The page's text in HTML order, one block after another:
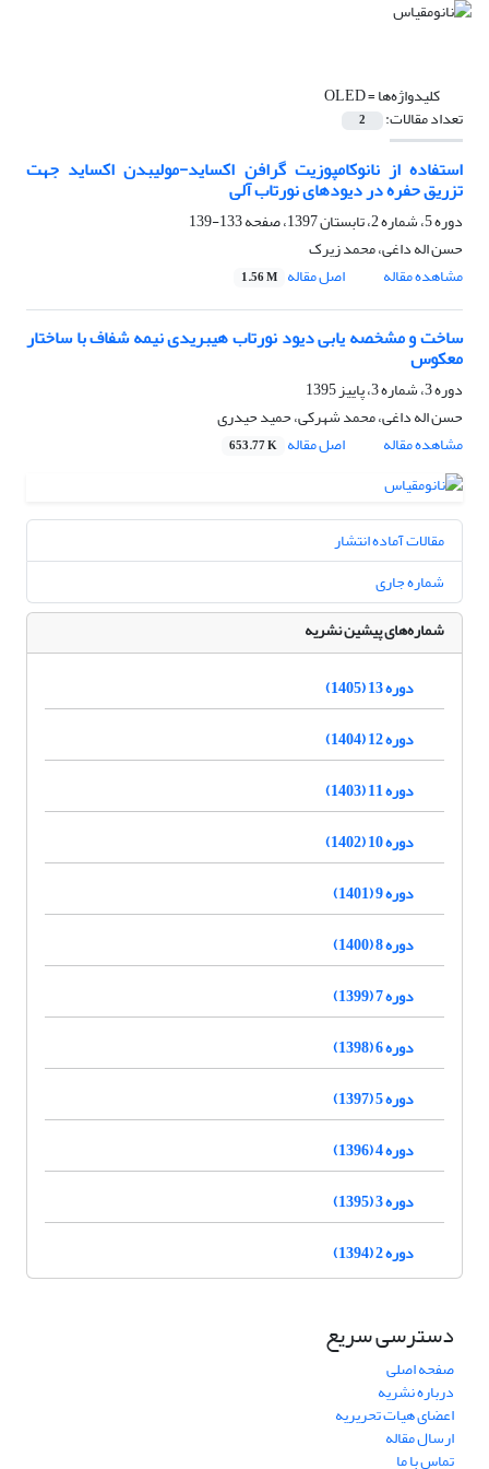
کلیدواژه‌ها =OLED
تعداد مقالات: 2
استفاده از نانوکامپوزیت گرافن اکساید-مولیبدن اکساید جهت
تزریق حفره در دیودهای نورتاب آلی
دوره 5، شماره 2، تابستان 1397، صفحه
133-139
حسن اله داغی، محمد زیرک
مشاهده مقاله
اصل مقاله 1.56 M
ساخت و مشخصه یابی دیود نورتاب هیبریدی نیمه‌ شفاف با ساختار
معکوس
دوره 3، شماره 3، پاییز 1395
حسن اله داغی، محمد شهرکی، حمید حیدری
مشاهده مقاله
اصل مقاله 653.77 K
مقالات آماده انتشار
شماره جاری
شماره‌های پیشین نشریه
دوره 13 (1405)
دوره 12 (1404)
دوره 11 (1403)
دوره 10 (1402)
دوره 9 (1401)
دوره 8 (1400)
دوره 7 (1399)
دوره 6 (1398)
دوره 5 (1397)
دوره 4 (1396)
دوره 3 (1395)
دوره 2 (1394)
دسترسی سریع
صفحه اصلی
درباره نشریه
اعضای هیات تحریریه
ارسال مقاله
تماس با ما